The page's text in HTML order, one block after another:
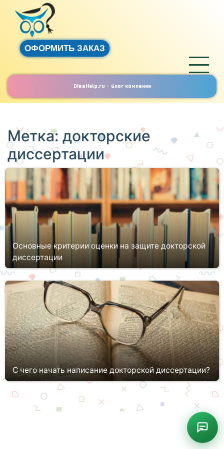
ОФОРМИТЬ ЗАКАЗ
DissHelp.ru - блог компании
Метка: докторские
диссертации
Основные критерии оценки на защите докторской
диссертации
Докторская диссертация — серьёзное исследование, к
которому нельзя относиться поверхностно, если вы всё-таки
хотите защитить работу с первого раза, а также получить
учёную степень....
С чего начать написание докторской диссертации?
Обычно существует три вида научных диссертаций:
магистерская, кандидатская, докторская. Как правило,
написать последнюю сложнее всего. В данной статье мы